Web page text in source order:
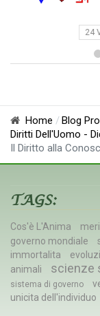
24
Home
Blog
Diritti Dell'Uomo -
Il Diritto alla
TAGS:
Cos'è L'Anima
governo mondiale
immortalita
animali
scienze
sistema di governo
unicita dell'individuo